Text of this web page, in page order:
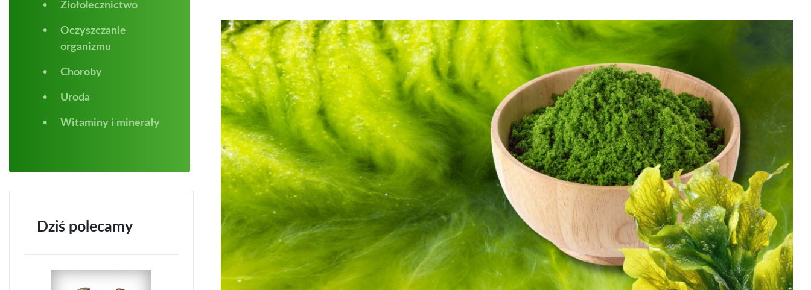
Ziołolecznictwo
Oczyszczanie
organizmu
Choroby
Uroda
Witaminy i minerały
Dziś polecamy